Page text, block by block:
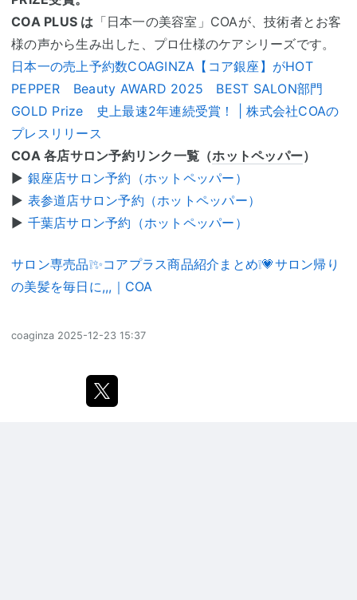
COA PLUS は 「日本一の美容室」COAが、技術者とお客
様の声から生み出した、プロ仕様のケアシリーズです。
日本一の売上予約数COAGINZA【コア銀座】がHOT
PEPPER Beauty AWARD 2025 BEST SALON部門
GOLD Prize 史上最速2年連続受賞！ | 株式会社COAの
プレスリリース
COA 各店サロン予約リンク一覧（ホットペッパー）
▶ 銀座店サロン予約（ホットペッパー）
▶ 表参道店サロン予約（ホットペッパー）
▶ 千葉店サロン予約（ホットペッパー）
サロン専売品❕✨コアプラス商品紹介まとめ❕💗サロン帰り
の美髪を毎日に,,,｜COA
coaginza 2025-12-23 15:37